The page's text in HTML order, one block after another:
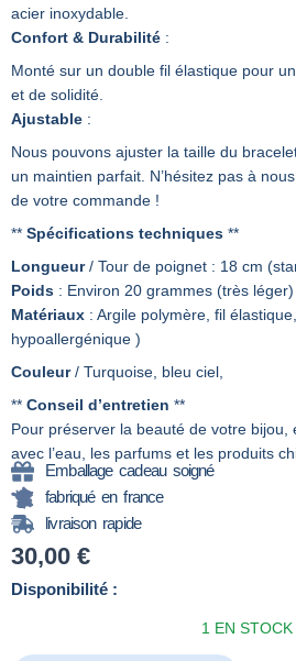
acier inoxydable.
Confort & Durabilité :
Monté sur un double fil élastique pour
et de solidité.
Ajustable :
Nous pouvons ajuster la taille du
un maintien parfait. N’hésitez pas à
de votre commande !
** Spécifications techniques **
Longueur/ Tour de poignet : 18 cm
Poids : Environ 20 grammes (très léger)
Matériaux : Argile polymère, fil
hypoallergénique )
Couleur/ Turquoise, bleu ciel,
** Conseil d’entretien **
Pour préserver la beauté de votre bijou,
avec l’eau, les parfums et les produits
Emballage cadeau soigné
fabriqué en france
livraison rapide
30,00 €
Disponibilité :
1 EN STOCK
quantité
Manchette-